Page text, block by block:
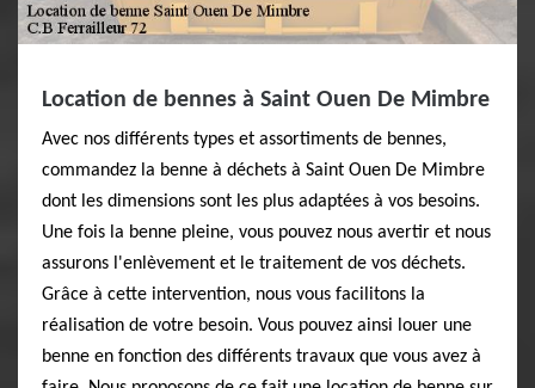
Location de bennes à Saint Ouen De Mimbre
Avec nos différents types et assortiments de bennes,
commandez la benne à déchets à Saint Ouen De Mimbre
dont les dimensions sont les plus adaptées à vos besoins.
Une fois la benne pleine, vous pouvez nous avertir et nous
assurons l'enlèvement et le traitement de vos déchets.
Grâce à cette intervention, nous vous facilitons la
réalisation de votre besoin. Vous pouvez ainsi louer une
benne en fonction des différents travaux que vous avez à